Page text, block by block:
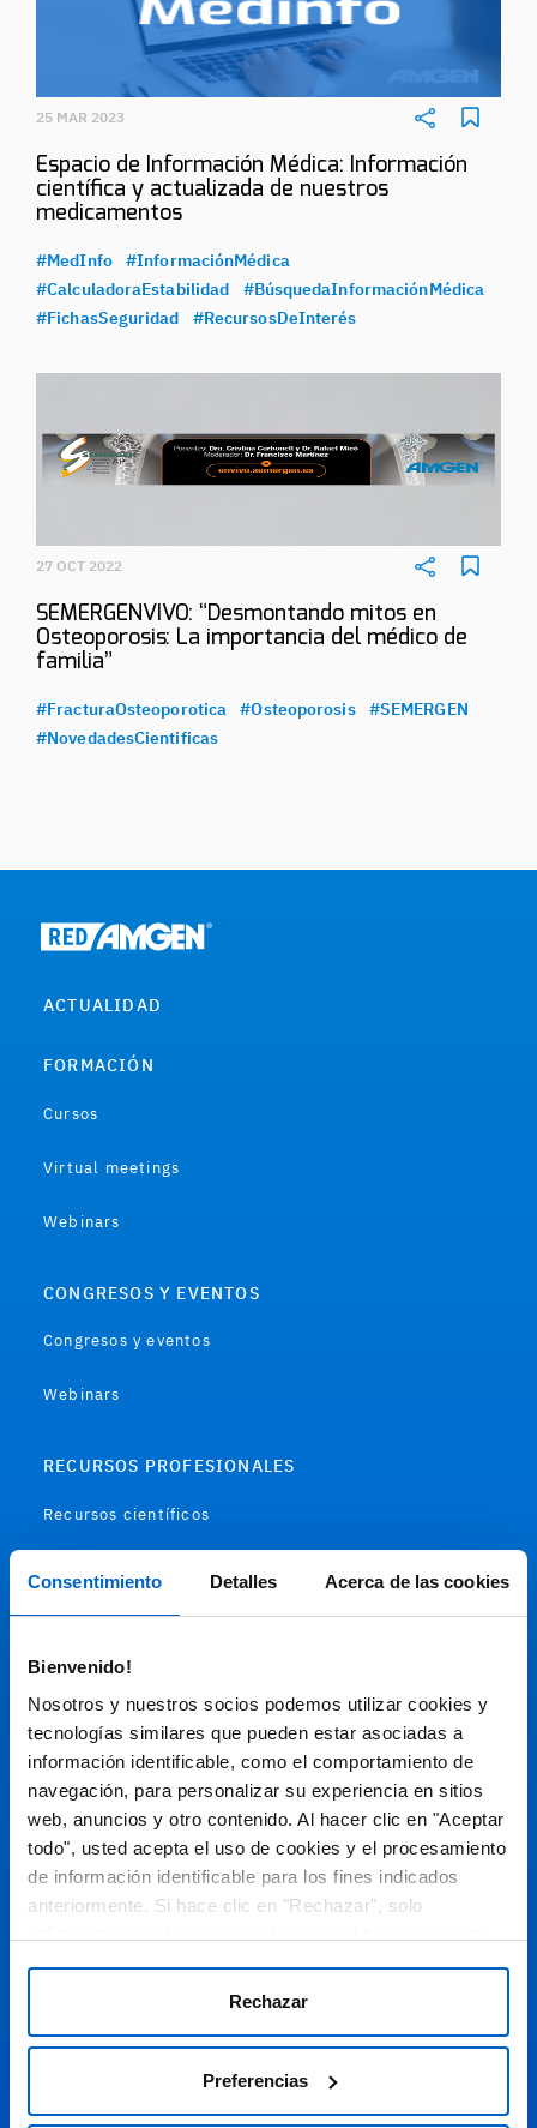
Consentimiento Detalles Acerca de las cookies
Bienvenido!
Nosotros y nuestros socios podemos utilizar cookies y
tecnologías similares que pueden estar asociadas a
información identificable, como el comportamiento de
navegación, para personalizar su experiencia en sitios
web, anuncios y otro contenido. Al hacer clic en "Aceptar
todo", usted acepta el uso de cookies y el procesamiento
de información identificable para los fines indicados
anteriormente. Si hace clic en "Rechazar", solo
del sitio web y no para optimizarlo ni personalizarlo. En
cualquier momento, puede ver, cambiar o retirar su
Cookies" en el pie de página de cada página.
Preferencias
Rechazar
25 MAR 2023
Espacio de Información Médica: Información
científica y actualizada de nuestros
medicamentos
#MedInfo
#InformaciónMédica
#CalculadoraEstabilidad
#BúsquedaInformaciónMédica
#FichasSeguridad
#RecursosDeInterés
27 OCT 2022
SEMERGENVIVO: “Desmontando mitos en
Osteoporosis: La importancia del médico de
familia”
#FracturaOsteoporotica #Osteoporosis
#SEMERGEN
#NovedadesCientificas
ACTUALIDAD
FORMACIÓN
Cursos
Virtual meetings
Webinars
CONGRESOS Y EVENTOS
Congresos y eventos
Webinars
RECURSOS PROFESIONALES
Recursos científicos
Audiovisual
Espacio de Información Médica
POLÍTICA DE PRIVACIDAD
Este sitio web está orientado a profesionales sanitarios de
España.
SC-ES-CP-00099, SC-ES-CP-00101, SC-ES-AMG145-00103, SC-
ES-CP-00064, SC-ES-CP-00007, SC-ES-CP-00100, SC-ES-
AMG145-00544
Fecha de actualización AGOSTO 2026